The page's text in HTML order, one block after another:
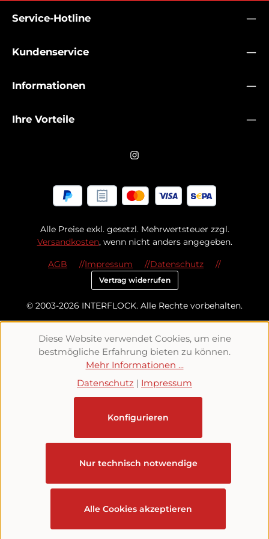
Service-Hotline
Kundenservice
Informationen
Ihre Vorteile
Alle Preise exkl. gesetzl. Mehrwertsteuer zzgl.
Versandkosten, wenn nicht anders angegeben.
© 2003-2026 INTERFLOCK. Alle Rechte vorbehalten.
AGB Impressum Datenschutz
Vertrag widerrufen
Diese Website verwendet Cookies, um eine
bestmögliche Erfahrung bieten zu können.
Mehr Informationen ...
Datenschutz | Impressum
Nur technisch notwendige
Konfigurieren
Alle Cookies akzeptieren